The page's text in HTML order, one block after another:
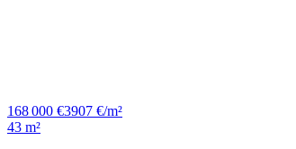
168 000 €3907 €/m²
43 m²